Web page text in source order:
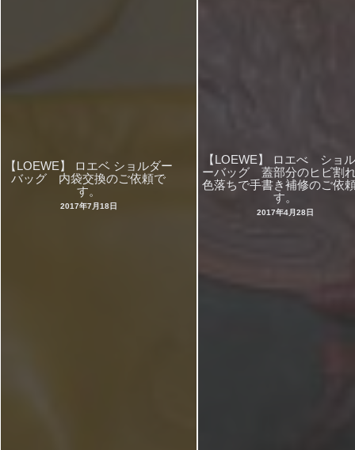
【LOEWE】 ロエベ ショルダー
バッグ 内袋交換のご依頼で
す。
2017年7月18日
【LOEWE】 ロエべ ショ
ーバッグ 蓋部分のヒビ割
色落ちで手書き補修のご依
す。
2017年4月28日